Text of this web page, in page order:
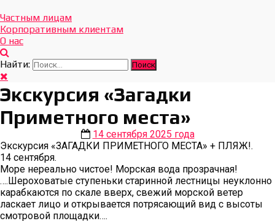
Отдых Без Границ
Эксклюзивные экскурсии по Севастополю и Крыму
Частным лицам
Корпоративным клиентам
О нас
Найти:
Экскурсия «Загадки
Приметного места»
14 сентября 2025 года
Экскурсия «ЗАГАДКИ ПРИМЕТНОГО МЕСТА» + ПЛЯЖ!.
14 сентября.
Море нереально чистое! Морская вода прозрачная!
….Шероховатые ступеньки старинной лестницы неуклонно
карабкаются по скале вверх, свежий морской ветер
ласкает лицо и открывается потрясающий вид с высоты
смотровой площадки….